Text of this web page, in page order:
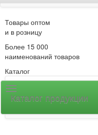
Товары оптом
и в розницу
Более 15 000
наименований товаров
Каталог
Каталог продукции